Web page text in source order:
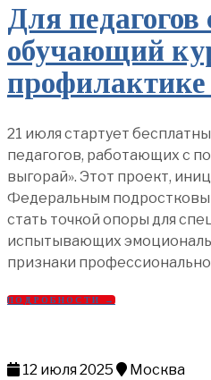
Для педагогов
обучающий
21 июля стартует
педагогов, работающих с
выгорай». Этот проект,
Федеральным
стать точкой опоры для
испытывающих
признаки
ПОДРОБНОСТИ →
12 июля 2025 Москва